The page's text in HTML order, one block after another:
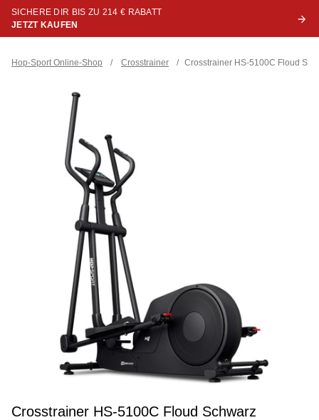
SICHERE DIR BIS ZU 214 € RABATT
JETZT KAUFEN
Hop-Sport Online-Shop / Crosstrainer / Crosstrainer HS-5100C Floud
Crosstrainer HS-5100C Floud Schwarz